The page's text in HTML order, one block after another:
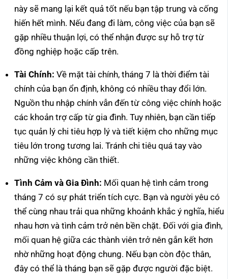
này sẽ mang lại kết quả tốt nếu bạn tập trung và cống
hiến hết mình. Nếu đang đi làm, công việc của bạn sẽ
gặp nhiều thuận lợi, có thể nhận được sự hỗ trợ từ
đồng nghiệp hoặc cấp trên.
Tài Chính: Về mặt tài chính, tháng 7 là thời điểm tài
chính của bạn ổn định, không có nhiều thay đổi lớn.
Nguồn thu nhập chính vẫn đến từ công việc chính hoặc
các khoản trợ cấp từ gia đình. Tuy nhiên, bạn cần tiếp
tục quản lý chi tiêu hợp lý và tiết kiệm cho những mục
tiêu lớn trong tương lai. Tránh chi tiêu quá tay vào
những việc không cần thiết.
Tình Cảm và Gia Đình: Mối quan hệ tình cảm trong
tháng 7 có sự phát triển tích cực. Bạn và người yêu có
thể cùng nhau trải qua những khoảnh khắc ý nghĩa, hiểu
nhau hơn và tình cảm trở nên bền chặt. Đối với gia đình,
mối quan hệ giữa các thành viên trở nên gắn kết hơn
nhờ những hoạt động chung. Nếu bạn còn độc thân,
đây có thể là tháng bạn sẽ gặp được người đặc biệt.